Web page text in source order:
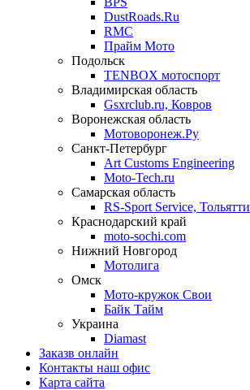
DustRoads.Ru
RMC
Прайм Мото
Подольск
TENBOX мотоспорт
Владимирская область
Gsxrclub.ru, Ковров
Воронежская область
Мотоворонеж.Ру
Санкт-Петербург
Art Customs Engineering
Moto-Tech.ru
Самарская область
RS-Sport Service, Тольятти
Краснодарский край
moto-sochi.com
Нижний Новгород
Мотолига
Омск
Мото-кружок Свои
Байк Тайм
Украина
Diamast
Заказв онлайн
Контакты наш офис
Карта сайта